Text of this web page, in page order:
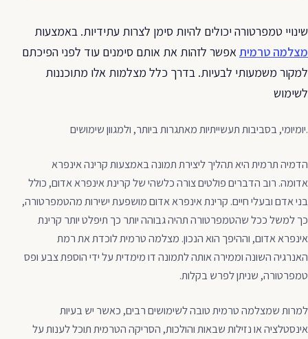
שינויי טמפרטורה יכולים להיות סימן לצרות עתידיות. באמצעות
מצלמה טרמית אפשר לזהות את אותם סימנים עוד לפני הפיכתם
למקור משמעותי לבעיות. בדרך כלל מצלמות אלו מתוכננות
לשימוש
יומיומי, בסביבות תעשייתיות מאתגרות ביותר, ולמגוון שימושים.
הדמיה תרמית היא תהליך ליצירת תמונה באמצעות קרינה אינפרא
אדומה. רוב הדברים פולטים צורה כלשהי של קרינת אינפרא אדום, כולל
בני אדם ובעלי חיים. קרינת אינפרא אדום מושפעת ישירות מהטמפרטורה,
כך למשל ככל שהטמפרטורה תהיה גבוהה יותר כך תיפלט יותר קרינת
אינפרא אדום, וההיפך הוא הנכון. מצלמה טרמית לוכדת את רמת
האנרגיה השונה וממירה אותה לתמונה דו מימדית על ידי הוספת צבע ופס
טמפרטורה, שניתן לפרש בקלות.
למרות שמצלמה טרמית טובה לשימושים רבים, כאשר יש בעיות
אינסטלציה או נזילות שבאות והולכות, הסריקה הטרמית תוכל לענות על